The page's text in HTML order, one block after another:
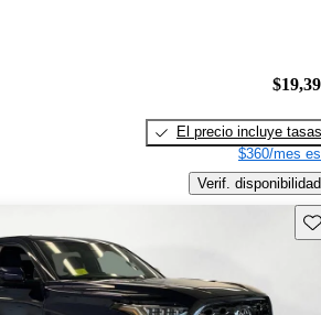
El precio incluye tasas
$360/mes
Verif. disponibilidad